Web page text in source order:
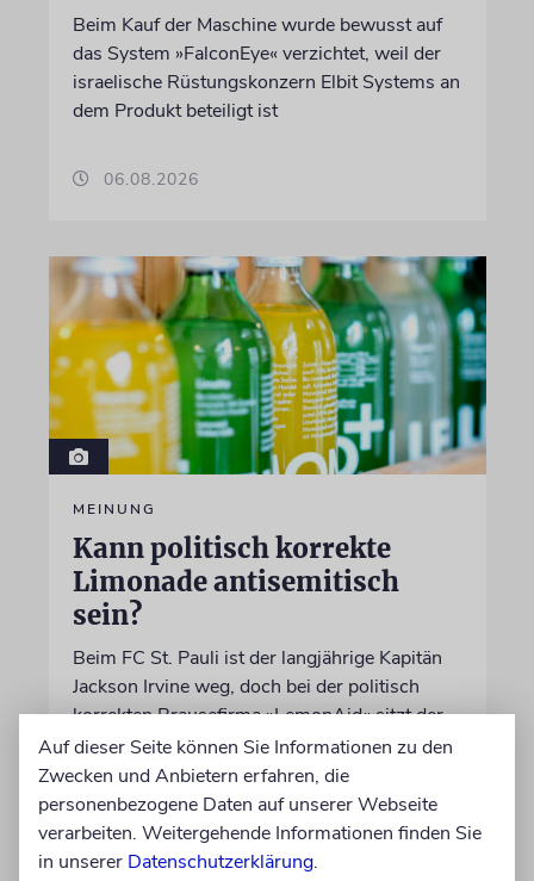
Beim Kauf der Maschine wurde bewusst auf
das System »FalconEye« verzichtet, weil der
israelische Rüstungskonzern Elbit Systems an
dem Produkt beteiligt ist
06.08.2026
MEINUNG
Kann politisch korrekte
Limonade antisemitisch
sein?
Beim FC St. Pauli ist der langjährige Kapitän
Jackson Irvine weg, doch bei der politisch
korrekten Brausefirma »LemonAid« sitzt der
anti-israelische Australier weiter im
Aufsichtsrat
von Daniel Killy
06.08.2026
Auf dieser Seite können Sie Informationen zu den
Zwecken und Anbietern erfahren, die
personenbezogene Daten auf unserer Webseite
verarbeiten. Weitergehende Informationen finden Sie
in unserer Datenschutzerklärung.